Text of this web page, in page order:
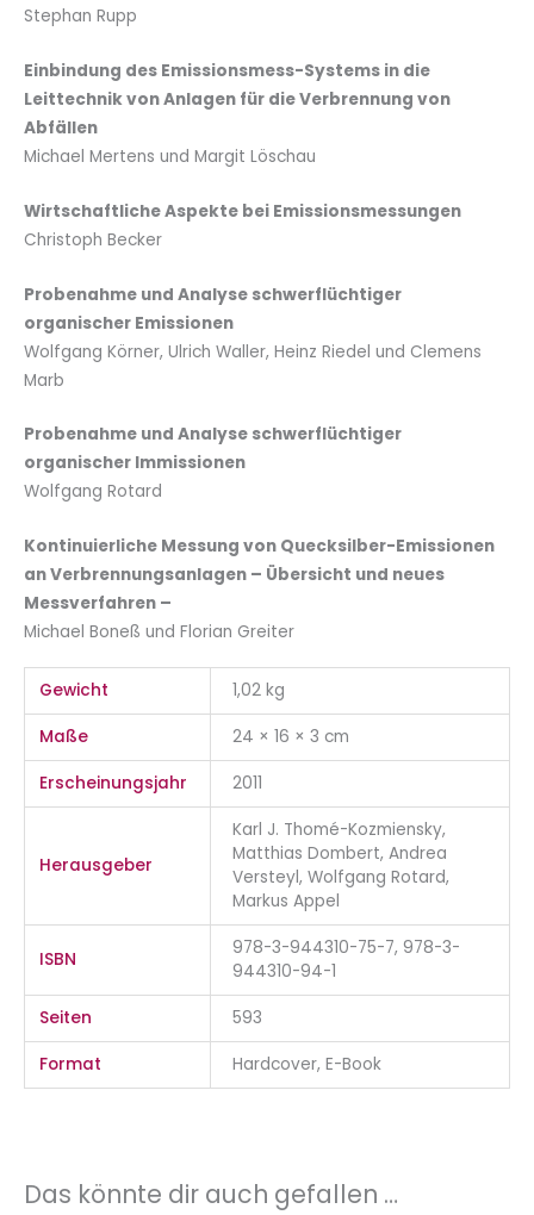
Stephan Rupp
Einbindung des Emissionsmess-Systems in die
Leittechnik von Anlagen für die Verbrennung von
Abfällen
Michael Mertens und Margit Löschau
Wirtschaftliche Aspekte bei Emissionsmessungen
Christoph Becker
Probenahme und Analyse schwerflüchtiger
organischer Emissionen
Wolfgang Körner, Ulrich Waller, Heinz Riedel und Clemens
Marb
Probenahme und Analyse schwerflüchtiger
organischer Immissionen
Wolfgang Rotard
Kontinuierliche Messung von Quecksilber-Emissionen
an Verbrennungsanlagen – Übersicht und neues
Messverfahren –
Michael Boneß und Florian Greiter
Gewicht 1,02 kg
Maße 24 × 16 × 3 cm
Erscheinungsjahr 2011
Herausgeber
Karl J. Thomé-Kozmiensky,
Matthias Dombert, Andrea
Versteyl, Wolfgang Rotard,
Markus Appel
ISBN
978-3-944310-75-7, 978-3-
944310-94-1
Seiten 593
Format Hardcover, E-Book
Das könnte dir auch gefallen …